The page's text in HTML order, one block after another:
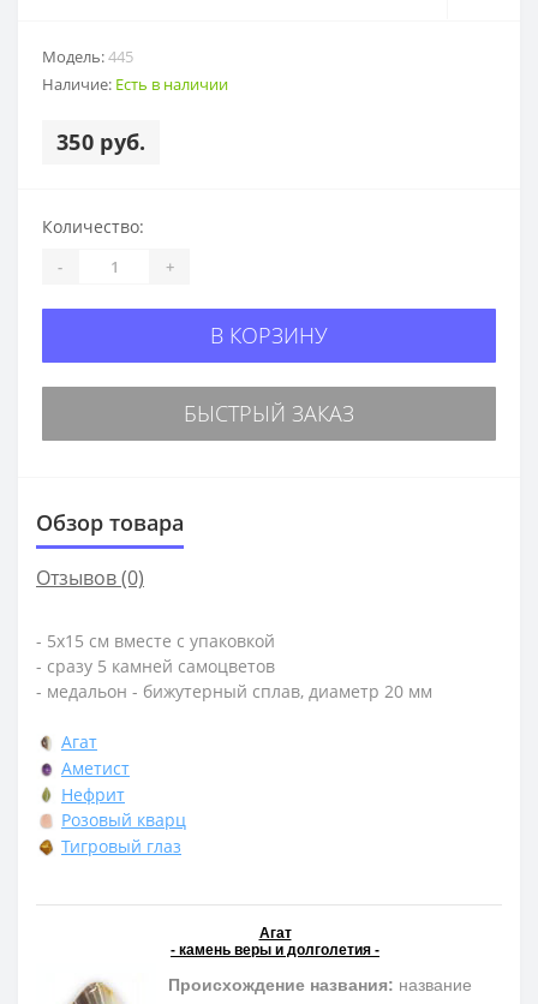
Модель:445
Наличие: Есть в наличии
350 руб.
Количество:
- +
В КОРЗИНУ
БЫСТРЫЙ ЗАКАЗ
Обзор товара
Отзывов (0)
- 5х15 см вместе с упаковкой
- сразу 5 камней самоцветов
- медальон - бижутерный сплав, диаметр 20 мм
Агат
Аметист
Нефрит
Розовый кварц
Тигровый глаз
Агат
- камень веры и долголетия -
Происхождение названия: название